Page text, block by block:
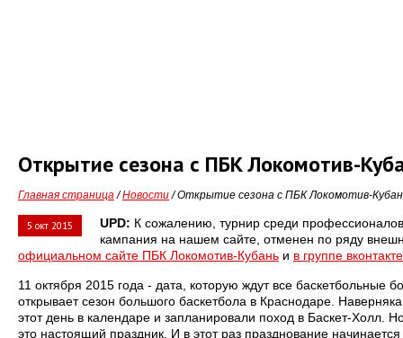
Открытие сезона с ПБК Локомотив-
Главная страница/Новости/ Открытие сезона с ПБК Локомотив-
5 окт 2015 UPD: К сожалению, турнир среди
кампания на нашем сайте, отменен по ряду
официальном сайте ПБК Локомотив-Кубань и в группе
11 октября 2015 года - дата, которую ждут все
открывает сезон большого баскетбола в Краснодаре.
этот день в календаре и запланировали поход в Баскет-Холл.
это настоящий праздник. И в этот раз празднование